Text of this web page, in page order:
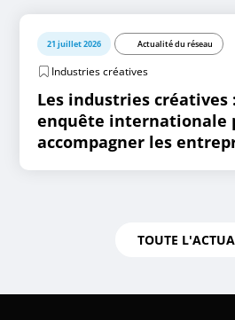
21 juillet 2026 Actualité du réseau
Industries créatives
Les industries créatives
enquête internationale
accompagner les
TOUTE